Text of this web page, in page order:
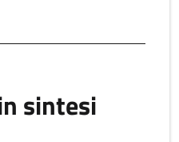
sintesi